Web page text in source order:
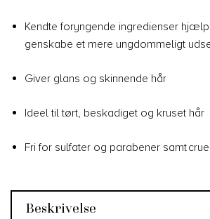
Kendte foryngende ingredienser
genskabe et mere ungdommeligt
Giver glans og skinnende hår
Ideel til tørt, beskadiget og kruset hår
Fri for sulfater og parabener samt
Beskrivelse